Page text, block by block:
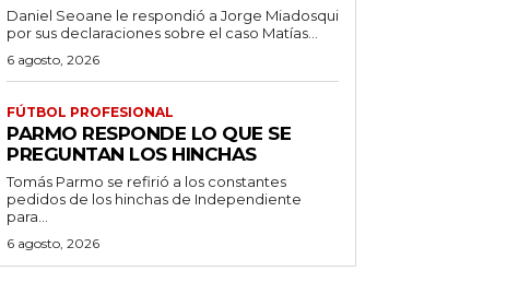
Daniel Seoane le respondió a Jorge Miadosqui
por sus declaraciones sobre el caso Matías...
6 agosto, 2026
FÚTBOL PROFESIONAL
PARMO RESPONDE LO QUE SE
PREGUNTAN LOS HINCHAS
Tomás Parmo se refirió a los constantes
pedidos de los hinchas de Independiente
para...
6 agosto, 2026